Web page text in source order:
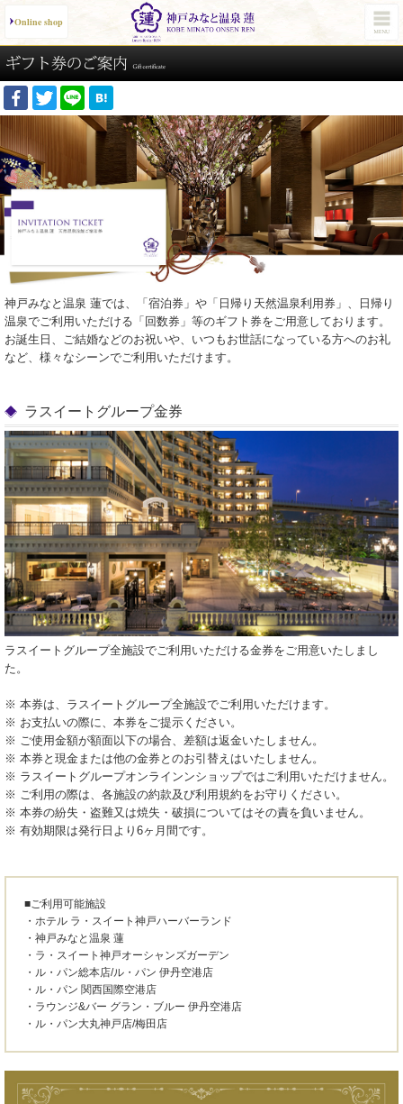
Online shop
神戸みなと温泉 蓮では、「宿泊券」や「日帰り天然温泉利用券」、日帰り
温泉でご利用いただける「回数券」等のギフト券をご用意しております。
お誕生日、ご結婚などのお祝いや、いつもお世話になっている方へのお礼
など、様々なシーンでご利用いただけます。
ラスイートグループ金券
ラスイートグループ全施設でご利用いただける金券をご用意いたしまし
た。
※ 本券は、ラスイートグループ全施設でご利用いただけます。
※ お支払いの際に、本券をご提示ください。
※ ご使用金額が額面以下の場合、差額は返金いたしません。
※ 本券と現金または他の金券とのお引替えはいたしません。
※ ラスイートグループオンラインンショップではご利用いただけません。
※ ご利用の際は、各施設の約款及び利用規約をお守りください。
※ 本券の紛失・盗難又は焼失・破損についてはその責を負いません。
※ 有効期限は発行日より6ヶ月間です。
■ご利用可能施設
・ホテル ラ・スイート神戸ハーバーランド
・神戸みなと温泉 蓮
・ラ・スイート神戸オーシャンズガーデン
・ル・パン総本店/ル・パン 伊丹空港店
・ル・パン 関西国際空港店
・ラウンジ&バー グラン・ブルー 伊丹空港店
・ル・パン大丸神戸店/梅田店